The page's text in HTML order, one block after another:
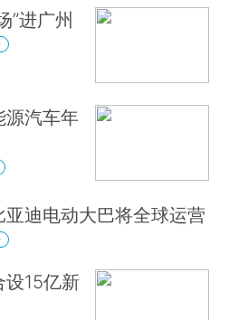
”进广州
源汽车年
迪电动大巴将全球运营
设15亿新